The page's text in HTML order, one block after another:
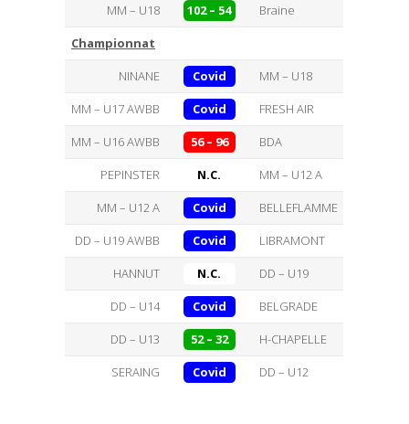
MM – U18
102 – 54
Braine
Championnat
NINANE
Covid
MM – U18
MM – U17 AWBB
Covid
FRESH AIR
MM – U16 AWBB
56 – 96
BDA
PEPINSTER
N.C.
MM – U12 A
MM – U12 A
Covid
BELLEFLAMME
DD – U19 AWBB
Covid
LIBRAMONT
HANNUT
N.C.
DD – U19
DD – U14
Covid
BELGRADE
DD – U13
52 – 32
H-CHAPELLE
SERAING
Covid DD – U12